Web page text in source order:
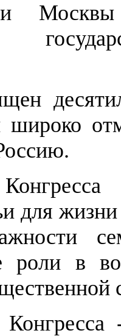
широко
для жизни
роли в